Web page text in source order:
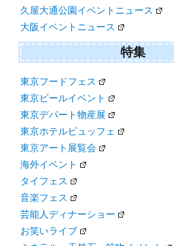
久屋大通公園イベントニュース
大阪イベントニュース
特集
東京フードフェス
東京ビールイベント
東京デパート物産展
東京ホテルビュッフェ
東京アート展覧会
海外イベント
タイフェス
音楽フェス
芸能人ディナーショー
お笑いライブ